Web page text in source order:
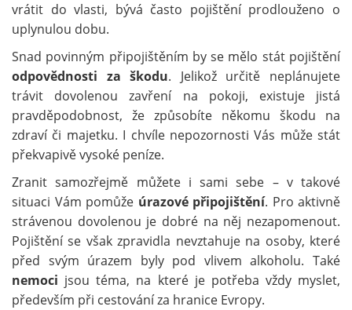
vrátit do vlasti, bývá často pojištění prodlouženo o
uplynulou dobu.
Snad povinným připojištěním by se mělo stát pojištění
odpovědnosti za škodu. Jelikož určitě neplánujete
trávit dovolenou zavření na pokoji, existuje jistá
pravděpodobnost, že způsobíte někomu škodu na
zdraví či majetku. I chvíle nepozornosti Vás může stát
překvapivě vysoké peníze.
Zranit samozřejmě můžete i sami sebe – v takové
situaci Vám pomůže úrazové připojištění. Pro aktivně
strávenou dovolenou je dobré na něj nezapomenout.
Pojištění se však zpravidla nevztahuje na osoby, které
před svým úrazem byly pod vlivem alkoholu. Také
nemoci jsou téma, na které je potřeba vždy myslet,
především při cestování za hranice Evropy.